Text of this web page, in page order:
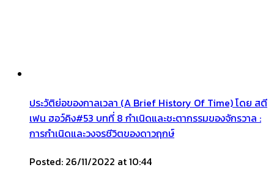
ประวัติย่อของกาลเวลา (A Brief History Of Time) โดย สตี
เฟน ฮอว์คิง#53 บทที่ 8 กำเนิดและชะตากรรมของจักรวาล :
การกำเนิดและวงจรชีวิตของดาวฤกษ์
Posted: 26/11/2022 at 10:44